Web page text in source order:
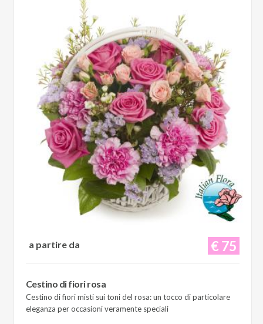
€ 75
a partire da
Cestino di fiori rosa
Cestino di fiori misti sui toni del rosa: un tocco di particolare
eleganza per occasioni veramente speciali